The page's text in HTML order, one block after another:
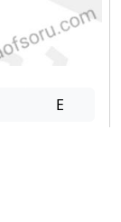
E